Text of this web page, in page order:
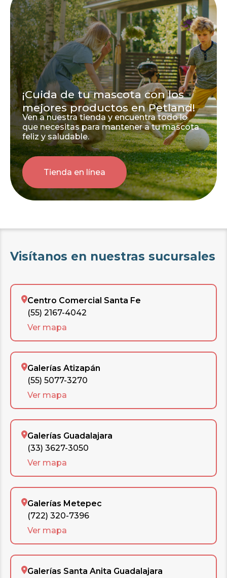
¡Cuida de tu mascota con los
mejores productos en Petland!
Ven a nuestra tienda y encuentra todo lo
que necesitas para mantener a tu mascota
feliz y saludable.
Tienda en línea
Visítanos en nuestras sucursales
Centro Comercial Santa Fe
(55) 2167-4042
Ver mapa
Galerías Atizapán
(55) 5077-3270
Ver mapa
Galerías Guadalajara
(33) 3627-3050
Ver mapa
Galerías Metepec
(722) 320-7396
Ver mapa
Galerías Santa Anita Guadalajara